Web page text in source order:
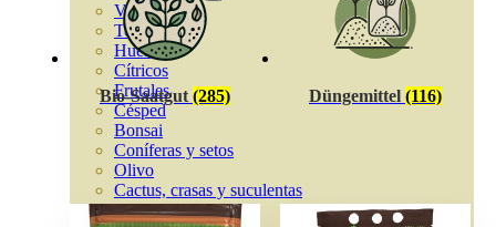
Ver Todos
Tomates
Huerto
Cítricos
Frutales
Césped
Bonsai
Coníferas y setos
Olivo
Cactus, crasas y suculentas
Plantas de interior
Bio-Saatgut (285) Düngemittel (116)